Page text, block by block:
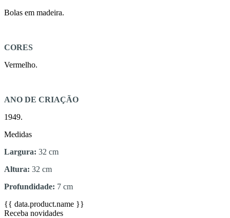
Bolas em madeira.
CORES
Vermelho.
ANO DE CRIAÇÃO
1949.
Medidas
Largura: 32 cm
Altura: 32 cm
Profundidade: 7 cm
{{ data.product.name }}
Receba novidades